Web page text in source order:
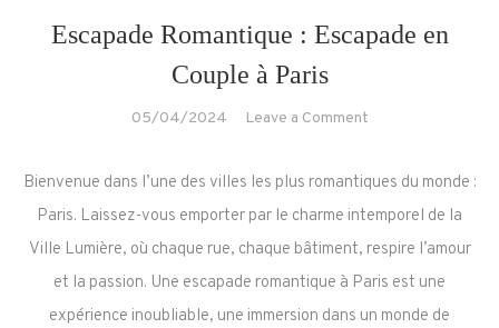
Escapade Romantique : Escapade en
Couple à Paris
05/04/2024 Leave a Commenton
Romantique
Escapade
en
Couple
à
Bienvenue dans l’une des villes les plus romantiques du monde :
Paris. Laissez-vous emporter par le charme intemporel de la
Ville Lumière, où chaque rue, chaque bâtiment, respire l’amour
et la passion. Une escapade romantique à Paris est une
expérience inoubliable, une immersion dans un monde de